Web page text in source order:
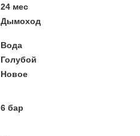
24 мес
Дымоход
Вода
Голубой
Новое
6 бар